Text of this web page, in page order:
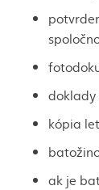
doklady
kópia
ak je